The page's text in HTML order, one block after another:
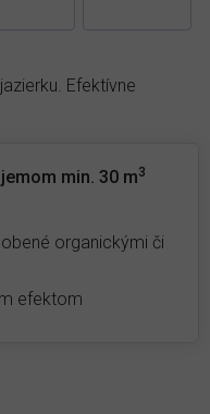
Efektívne
min. 30 m3
organickými či
efektom